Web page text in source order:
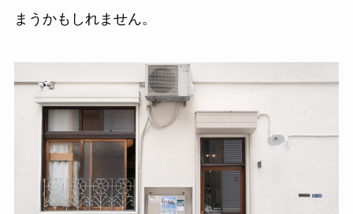
まうかもしれません。